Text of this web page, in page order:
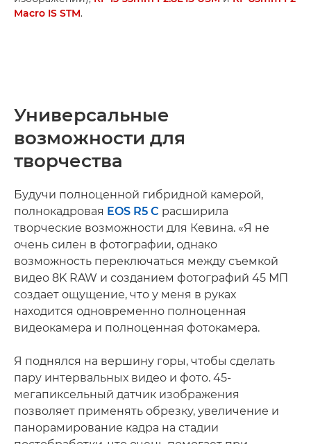
Macro IS STM.
Универсальные
возможности для
творчества
Будучи полноценной гибридной камерой,
полнокадровая EOS R5 C расширила
творческие возможности для Кевина. «Я не
очень силен в фотографии, однако
возможность переключаться между съемкой
видео 8K RAW и созданием фотографий 45 МП
создает ощущение, что у меня в руках
находится одновременно полноценная
видеокамера и полноценная фотокамера.
Я поднялся на вершину горы, чтобы сделать
пару интервальных видео и фото. 45-
мегапиксельный датчик изображения
позволяет применять обрезку, увеличение и
панорамирование кадра на стадии